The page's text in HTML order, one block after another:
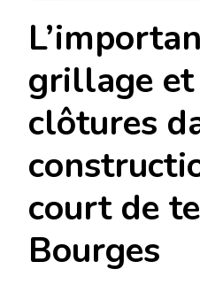
grillage et
clôtures
court de
Bourges